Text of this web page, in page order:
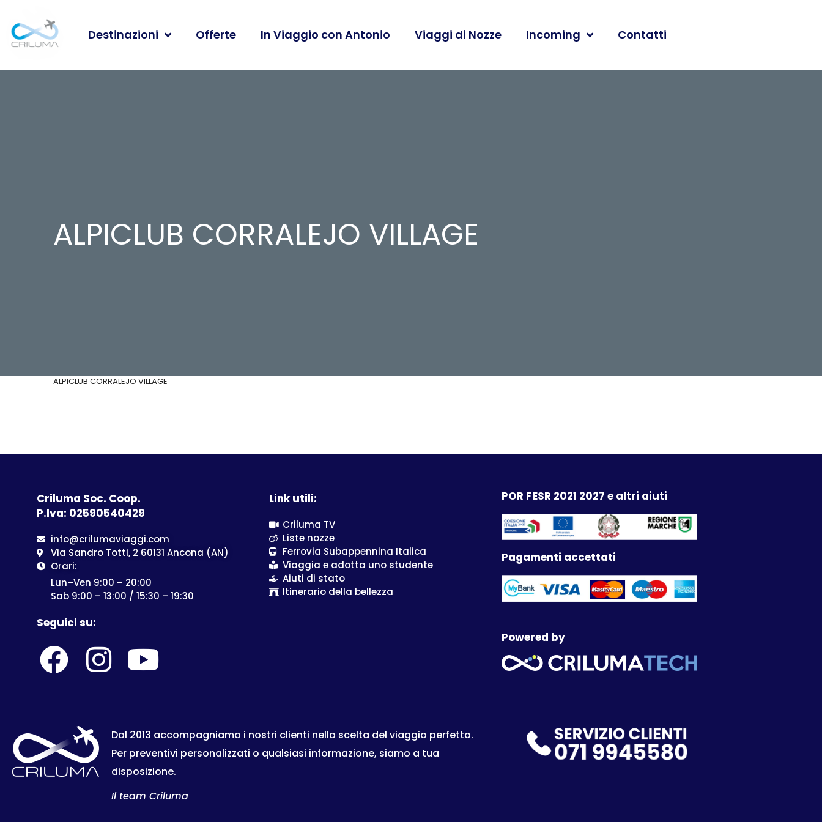
Destinazioni Offerte In Viaggio con Antonio Viaggi di Nozze Incoming Contatti
ALPICLUB CORRALEJO VILLAGE
ALPICLUB CORRALEJO VILLAGE
Criluma Soc. Coop.
P.Iva: 02590540429
info@crilumaviaggi.com
Via Sandro Totti, 2 60131 Ancona (AN)
Orari:
Lun–Ven 9:00 – 20:00
Sab 9:00 – 13:00 / 15:30 – 19:30
Seguici su:
Link utili:
Criluma TV
Liste nozze
Ferrovia Subappennina Italica
Viaggia e adotta uno studente
Aiuti di stato
Itinerario della bellezza
POR FESR 2021 2027 e altri aiuti
Pagamenti accettati
Powered by
Dal 2013 accompagniamo i nostri clienti nella scelta del viaggio perfetto.
Per preventivi personalizzati o qualsiasi informazione, siamo a tua
disposizione.
Il team Criluma